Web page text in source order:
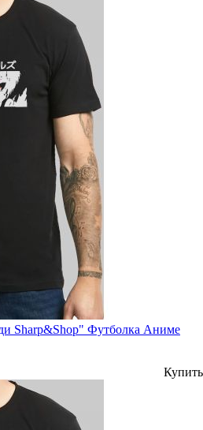
Sharp&Shop" Футболка Аниме
Купить